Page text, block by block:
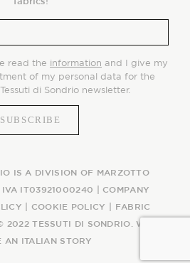
read the information and I give my
of my personal data for the
di Sondrio newsletter.
IS A DIVISION OF MARZOTTO
IVA IT03921000240 | COMPANY
COOKIE POLICY
FABRIC
2022 TESSUTI DI SONDRIO. WE
AN ITALIAN STORY